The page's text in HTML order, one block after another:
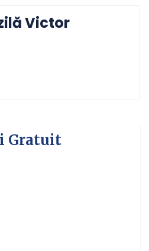
Victor
Gratuit